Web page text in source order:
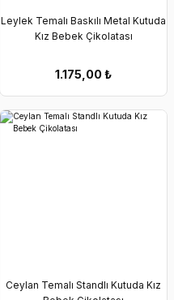
Leylek Temalı Baskılı Metal Kutuda
Kız Bebek Çikolatası
1.175,00₺
Ceylan Temalı Standlı Kutuda Kız